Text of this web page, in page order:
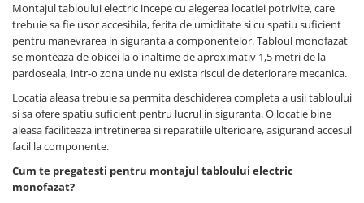
Montajul tabloului electric incepe cu alegerea locatiei potrivite, care
trebuie sa fie usor accesibila, ferita de umiditate si cu spatiu suficient
pentru manevrarea in siguranta a componentelor. Tabloul monofazat
se monteaza de obicei la o inaltime de aproximativ 1,5 metri de la
pardoseala, intr-o zona unde nu exista riscul de deteriorare mecanica.
Locatia aleasa trebuie sa permita deschiderea completa a usii tabloului
si sa ofere spatiu suficient pentru lucrul in siguranta. O locatie bine
aleasa faciliteaza intretinerea si reparatiile ulterioare, asigurand accesul
facil la componente.
Cum te pregatesti pentru montajul tabloului electric
monofazat?